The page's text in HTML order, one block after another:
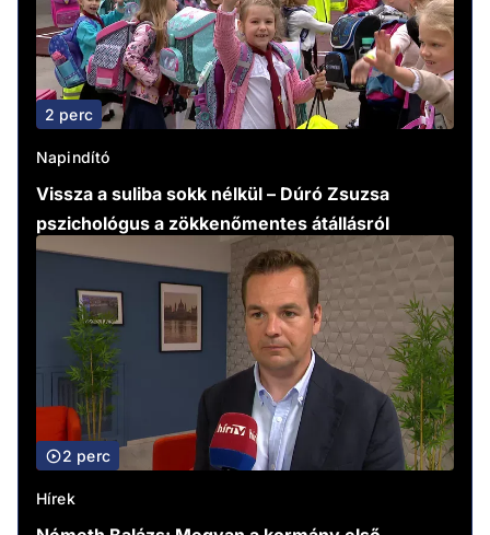
2 perc
Napindító
Vissza a suliba sokk nélkül – Dúró Zsuzsa
pszichológus a zökkenőmentes átállásról
2 perc
Hírek